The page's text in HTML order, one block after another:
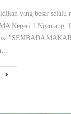
yang besar
Negeri 1 Ngantang,
"SEMBADA